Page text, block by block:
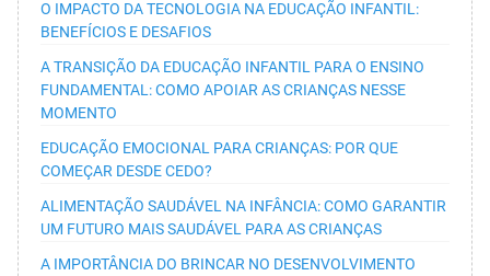
O IMPACTO DA TECNOLOGIA NA EDUCAÇÃO INFANTIL:
BENEFÍCIOS E DESAFIOS
A TRANSIÇÃO DA EDUCAÇÃO INFANTIL PARA O ENSINO
FUNDAMENTAL: COMO APOIAR AS CRIANÇAS NESSE
MOMENTO
EDUCAÇÃO EMOCIONAL PARA CRIANÇAS: POR QUE
COMEÇAR DESDE CEDO?
ALIMENTAÇÃO SAUDÁVEL NA INFÂNCIA: COMO GARANTIR
UM FUTURO MAIS SAUDÁVEL PARA AS CRIANÇAS
A IMPORTÂNCIA DO BRINCAR NO DESENVOLVIMENTO